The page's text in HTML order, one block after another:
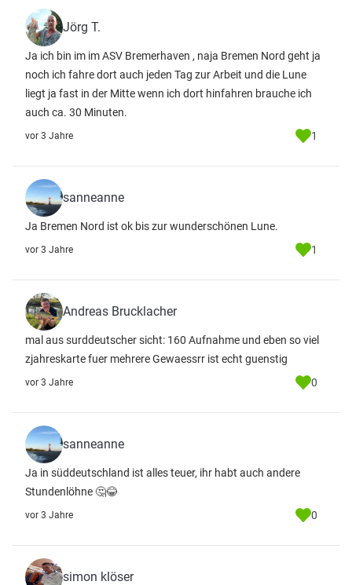
Jörg T.
Ja ich bin im im ASV Bremerhaven , naja Bremen Nord geht ja
noch ich fahre dort auch jeden Tag zur Arbeit und die Lune
liegt ja fast in der Mitte wenn ich dort hinfahren brauche ich
auch ca. 30 Minuten.
vor 3 Jahre 1
sanneanne
Ja Bremen Nord ist ok bis zur wunderschönen Lune.
vor 3 Jahre 1
Andreas Brucklacher
mal aus surddeutscher sicht: 160 Aufnahme und eben so viel
zjahreskarte fuer mehrere Gewaessrr ist echt guenstig
vor 3 Jahre 0
sanneanne
Ja in süddeutschland ist alles teuer, ihr habt auch andere
Stundenlöhne 🤔😂
vor 3 Jahre 0
simon klöser